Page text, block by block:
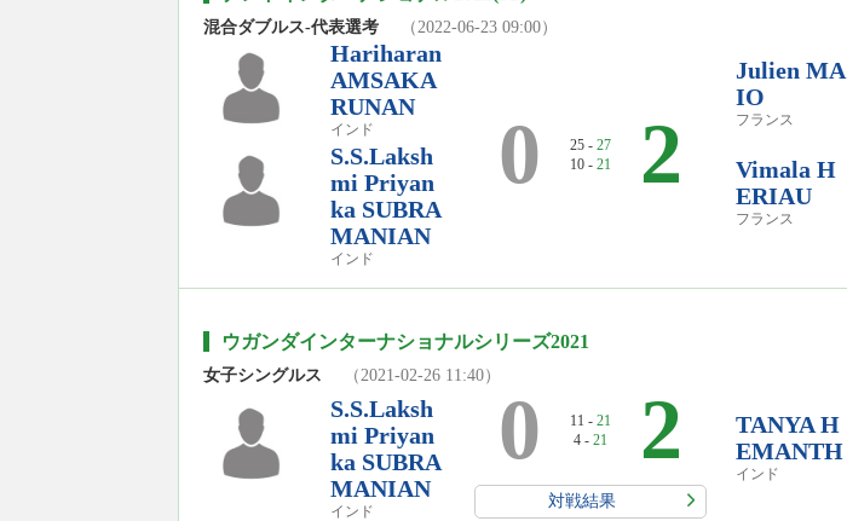
混合ダブルス-代表選考 （2022-06-23 09:00）
Hariharan
AMSAKA
RUNAN
インド
S.S.Laksh
mi Priyan
ka SUBRA
MANIAN
インド
0 25 - 27
10 - 21 2
Julien MA
IO
フランス
Vimala H
ERIAU
フランス
ウガンダインターナショナルシリーズ2021
女子シングルス （2021-02-26 11:40）
S.S.Laksh
mi Priyan
ka SUBRA
MANIAN
インド
0 11 - 21
4 - 21 2
対戦結果
TANYA H
EMANTH
インド